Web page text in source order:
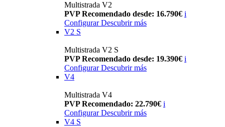
Multistrada V2
PVP Recomendado desde: 16.790€ i
Configurar Descubrir más
V2 S
Multistrada V2 S
PVP Recomendado desde: 19.390€ i
Configurar Descubrir más
V4
Multistrada V4
PVP Recomendado: 22.790€ i
Configurar Descubrir más
V4 S